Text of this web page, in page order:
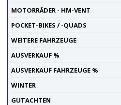
MOTORRÄDER - HM-VENT
POCKET-BIKES / -QUADS
WEITERE FAHRZEUGE
AUSVERKAUF %
AUSVERKAUF FAHRZEUGE %
WINTER
GUTACHTEN